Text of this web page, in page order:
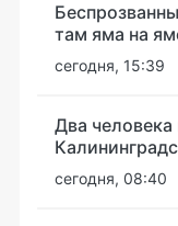
там яма на
сегодня, 15:39
Два человека
сегодня, 08:40